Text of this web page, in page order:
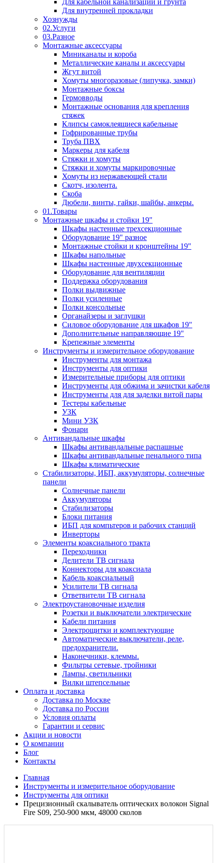
Для кабельной канализации и грунта
Для внутренней прокладки
Хознужды
02.Услуги
03.Разное
Монтажные аксессуары
Миниканалы и короба
Металлические каналы и аксессуары
Жгут витой
Хомуты многоразовые (липучка, замки)
Монтажные боксы
Гермовводы
Монтажные основания для крепления
стяжек
Клипсы самоклеящиеся кабельные
Гофрированные трубы
Труба ПВХ
Маркеры для кабеля
Стяжки и хомуты
Стяжки и хомуты маркировочные
Хомуты из нержавеющей стали
Скотч, изолента.
Скоба
Дюбели, винты, гайки, шайбы, анкеры.
01.Товары
Монтажные шкафы и стойки 19"
Шкафы настенные трехсекционные
Оборудование 19" разное
Монтажные стойки и кронштейны 19"
Шкафы напольные
Шкафы настенные двухсекционные
Оборудование для вентиляции
Поддержка оборудования
Полки выдвижные
Полки усиленные
Полки консольные
Органайзеры и заглушки
Силовое оборудование для шкафов 19"
Дополнительные направляющие 19"
Крепежные элементы
Инструменты и измерительное оборудование
Инструменты для монтажа
Инструменты для оптики
Измерительные приборы для оптики
Инструменты для обжима и зачистки кабеля
Инструменты для для заделки витой пары
Тестеры кабельные
УЗК
Мини УЗК
Фонари
Антивандальные шкафы
Шкафы антивандальные распашные
Шкафы антивандальные пенального типа
Шкафы климатические
Стабилизаторы, ИБП, аккумуляторы, солнечные
панели
Солнечные панели
Аккумуляторы
Стабилизаторы
Блоки питания
ИБП для компьтеров и рабочих станций
Инверторы
Элементы коаксиального тракта
Переходники
Делители ТВ сигнала
Коннекторы для коаксиала
Кабель коаксиальный
Усилители ТВ сигнала
Ответвители ТВ сигнала
Электроустановочные изделия
Розетки и выключатели электрические
Кабели питания
Электрощитки и комплектующие
Автоматические выключатели, реле,
предохранители.
Наконечники, клеммы.
Фильтры сетевые, тройники
Лампы, светильники
Вилки штепсельные
Оплата и доставка
Доставка по Москве
Доставка по России
Условия оплаты
Гарантии и сервис
Акции и новости
О компании
Блог
Контакты
Главная
Инструменты и измерительное оборудование
Инструменты для оптики
Прецизионный скалыватель оптических волокон Signal
Fire S09, 250-900 мкм, 48000 сколов